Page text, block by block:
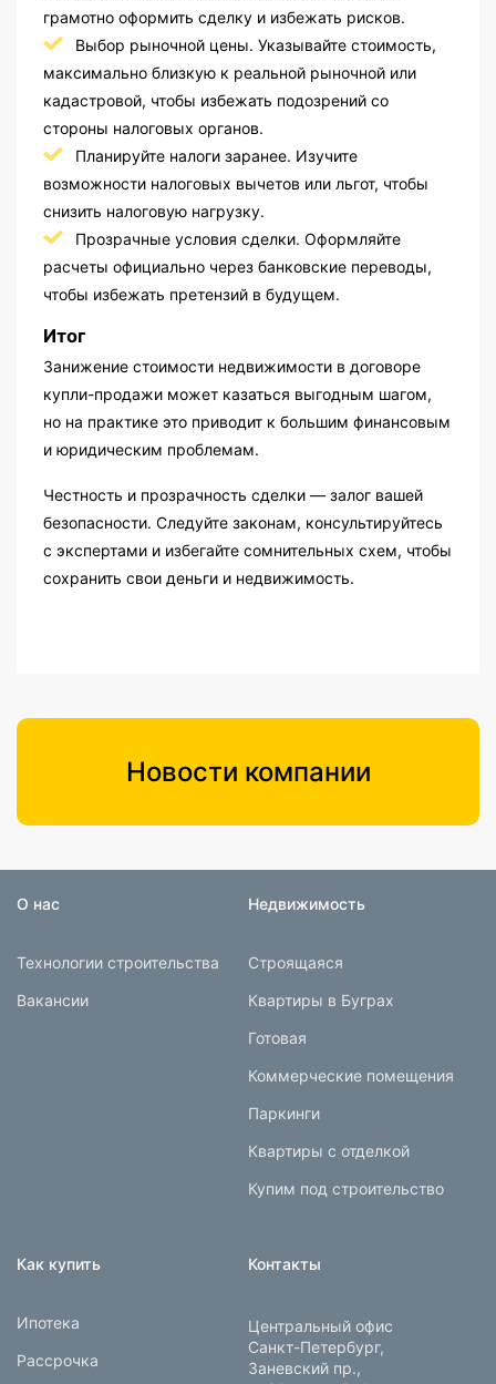
грамотно оформить сделку и избежать рисков.
Выбор рыночной цены. Указывайте стоимость,
максимально близкую к реальной рыночной или
кадастровой, чтобы избежать подозрений со
стороны налоговых органов.
Планируйте налоги заранее. Изучите
возможности налоговых вычетов или льгот, чтобы
снизить налоговую нагрузку.
Прозрачные условия сделки. Оформляйте
расчеты официально через банковские переводы,
чтобы избежать претензий в будущем.
Итог
Занижение стоимости недвижимости в договоре
купли-продажи может казаться выгодным шагом,
но на практике это приводит к большим финансовым
и юридическим проблемам.
Честность и прозрачность сделки — залог вашей
безопасности. Следуйте законам, консультируйтесь
с экспертами и избегайте сомнительных схем, чтобы
сохранить свои деньги и недвижимость.
Новости компании
О нас
Технологии строительства
Вакансии
Недвижимость
Строящаяся
Квартиры в Буграх
Готовая
Коммерческие помещения
Паркинги
Квартиры с отделкой
Купим под строительство
Как купить
Ипотека
Рассрочка
Контакты
Центральный офис
Санкт-Петербург,
Заневский пр.,